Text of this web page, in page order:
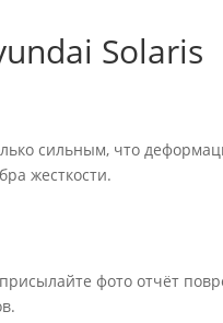
Solaris
сильным, что
жесткости.
фото отчёт